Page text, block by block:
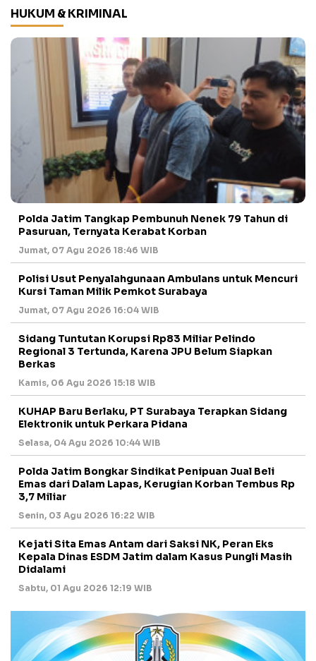
HUKUM & KRIMINAL
Polda Jatim Tangkap Pembunuh Nenek 79 Tahun di
Pasuruan, Ternyata Kerabat Korban
Jumat, 07 Agu 2026 18:46 WIB
Polisi Usut Penyalahgunaan Ambulans untuk Mencuri
Kursi Taman Milik Pemkot Surabaya
Jumat, 07 Agu 2026 16:04 WIB
Sidang Tuntutan Korupsi Rp83 Miliar Pelindo
Regional 3 Tertunda, Karena JPU Belum Siapkan
Berkas
Kamis, 06 Agu 2026 15:18 WIB
KUHAP Baru Berlaku, PT Surabaya Terapkan Sidang
Elektronik untuk Perkara Pidana
Selasa, 04 Agu 2026 10:44 WIB
Polda Jatim Bongkar Sindikat Penipuan Jual Beli
Emas dari Dalam Lapas, Kerugian Korban Tembus Rp
3,7 Miliar
Senin, 03 Agu 2026 16:22 WIB
Kejati Sita Emas Antam dari Saksi NK, Peran Eks
Kepala Dinas ESDM Jatim dalam Kasus Pungli Masih
Didalami
Sabtu, 01 Agu 2026 12:19 WIB